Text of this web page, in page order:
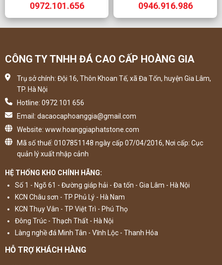
0972.101.656 0946.916.986
CÔNG TY TNHH ĐÁ CAO CẤP HOÀNG GIA
Trụ sở chính: Đội 16, Thôn Khoan Tế, xã Đa Tốn, huyện Gia Lâm,
TP. Hà Nội
Hotline: 0972 101 656
Email: dacaocaphoanggia@gmail.com
Website: www.hoanggiaphatstone.com
Mã số thuế: 0107851148 ngày cấp 07/04/2016, Nơi cấp: Cục
quản lý xuất nhập cảnh
HỆ THỐNG KHO CHÍNH HÃNG:
Số 1 - Ngõ 61 - Đường giáp hải - Đa tốn - Gia Lâm - Hà Nội
KCN Châu sơn - TP Phủ Lý - Hà Nam
KCN Thụy Vân - TP Việt Trì - Phú Thọ
Đông Trúc - Thạch Thất - Hà Nội
Làng nghề đá Minh Tân - Vĩnh Lộc - Thanh Hóa
HỖ TRỢ KHÁCH HÀNG